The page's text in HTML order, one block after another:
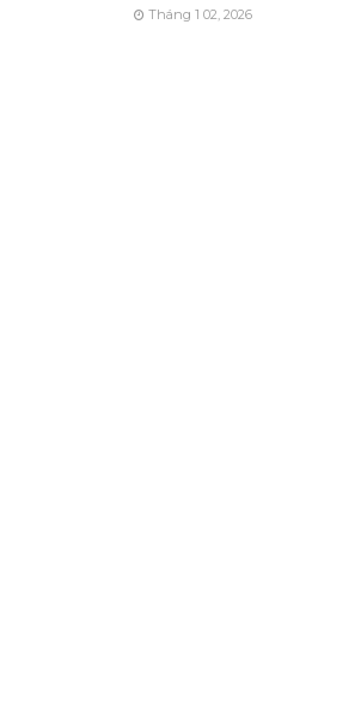
Tháng 1 02, 2026